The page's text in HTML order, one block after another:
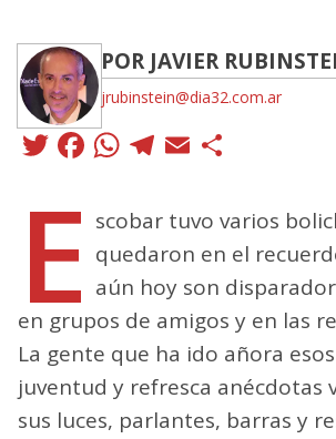
POR JAVIER
jrubinstein@dia32.com.ar
Twitter
Facebook
WhatsApp
Telegram
Email
E scobar tuvo varios
quedaron en el
aún hoy son
en grupos de amigos y en las
La gente que ha ido añora
juventud y refresca anécdotas
sus luces, parlantes, barras y